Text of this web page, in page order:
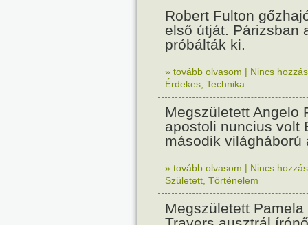
Robert Fulton
első útját. Párizsban
próbálták ki.
» tovább olvasom | Nincs
Érdekes Technika
Megszületett Angelo
apostoli nuncius volt
második világháború
» tovább olvasom | Nincs
Született Történelem
Megszületett Pamela